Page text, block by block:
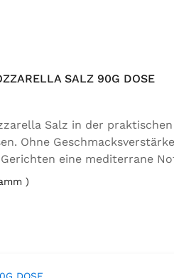
SALZ 90G DOSE
Salz in der
Ohne
eine mediterrane
– für natürlichen
)